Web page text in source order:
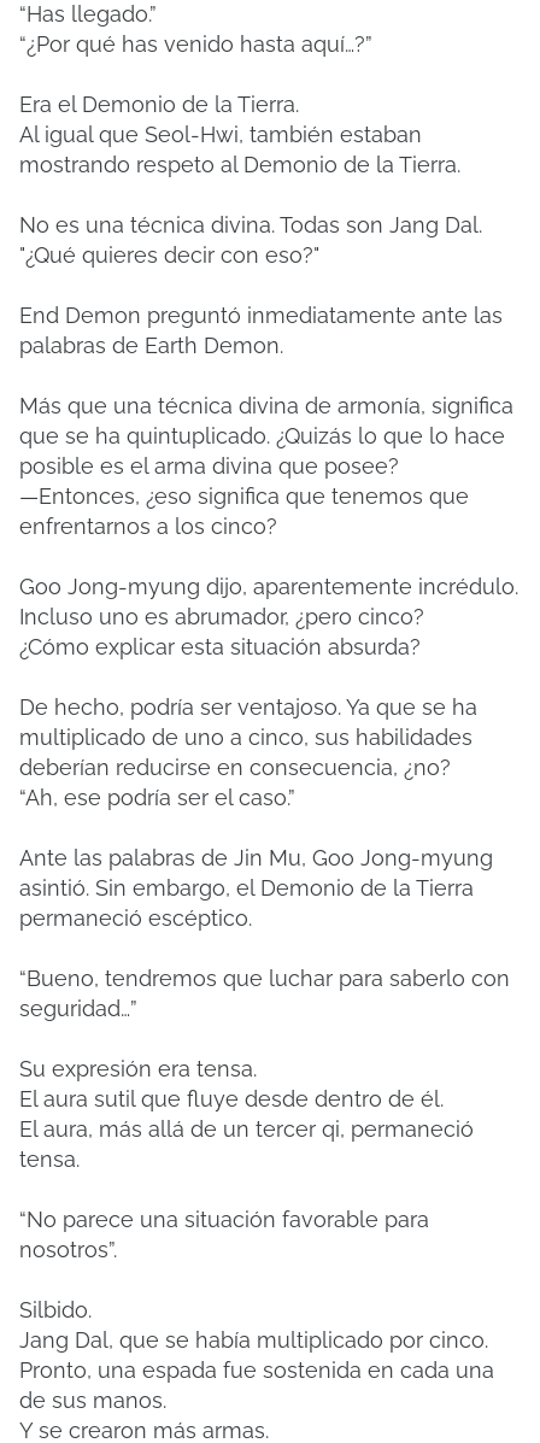
“Has llegado.”
“¿Por qué has venido hasta aquí…?”
Era el Demonio de la Tierra.
Al igual que Seol-Hwi, también estaban
mostrando respeto al Demonio de la Tierra.
No es una técnica divina. Todas son Jang Dal.
"¿Qué quieres decir con eso?"
End Demon preguntó inmediatamente ante las
palabras de Earth Demon.
Más que una técnica divina de armonía, significa
que se ha quintuplicado. ¿Quizás lo que lo hace
posible es el arma divina que posee?
—Entonces, ¿eso significa que tenemos que
enfrentarnos a los cinco?
Goo Jong-myung dijo, aparentemente incrédulo.
Incluso uno es abrumador, ¿pero cinco?
¿Cómo explicar esta situación absurda?
De hecho, podría ser ventajoso. Ya que se ha
multiplicado de uno a cinco, sus habilidades
deberían reducirse en consecuencia, ¿no?
“Ah, ese podría ser el caso.”
Ante las palabras de Jin Mu, Goo Jong-myung
asintió. Sin embargo, el Demonio de la Tierra
permaneció escéptico.
“Bueno, tendremos que luchar para saberlo con
seguridad…”
Su expresión era tensa.
El aura sutil que fluye desde dentro de él.
El aura, más allá de un tercer qi, permaneció
tensa.
“No parece una situación favorable para
nosotros”.
Silbido.
Jang Dal, que se había multiplicado por cinco.
Pronto, una espada fue sostenida en cada una
de sus manos.
Y se crearon más armas.